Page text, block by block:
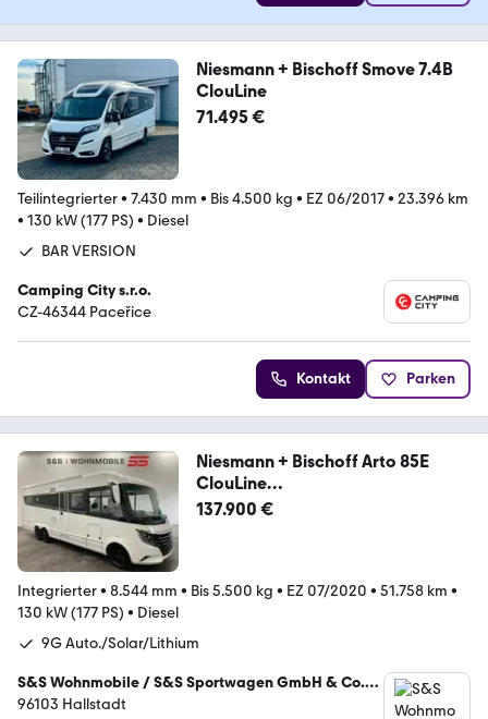
Niesmann + Bischoff Smove 7.4B
ClouLine
71.495 €
Teilintegrierter• 7.430 mm • Bis 4.500 kg • EZ 06/2017• 23.396 km
• 130 kW (177 PS) • Diesel
BAR VERSION
Camping City s.r.o.
CZ-46344 Paceřice
Kontakt Parken
Niesmann + Bischoff Arto 85E
ClouLine
*1.Hand/Hubstützen/Fäkaltank*
137.900 €
Integrierter• 8.544 mm • Bis 5.500 kg • EZ 07/2020 • 51.758 km •
130 kW (177 PS) • Diesel
9G Auto./Solar/Lithium
S&S Wohnmobile / S&S Sportwagen GmbH & Co.
KG
96103 Hallstadt